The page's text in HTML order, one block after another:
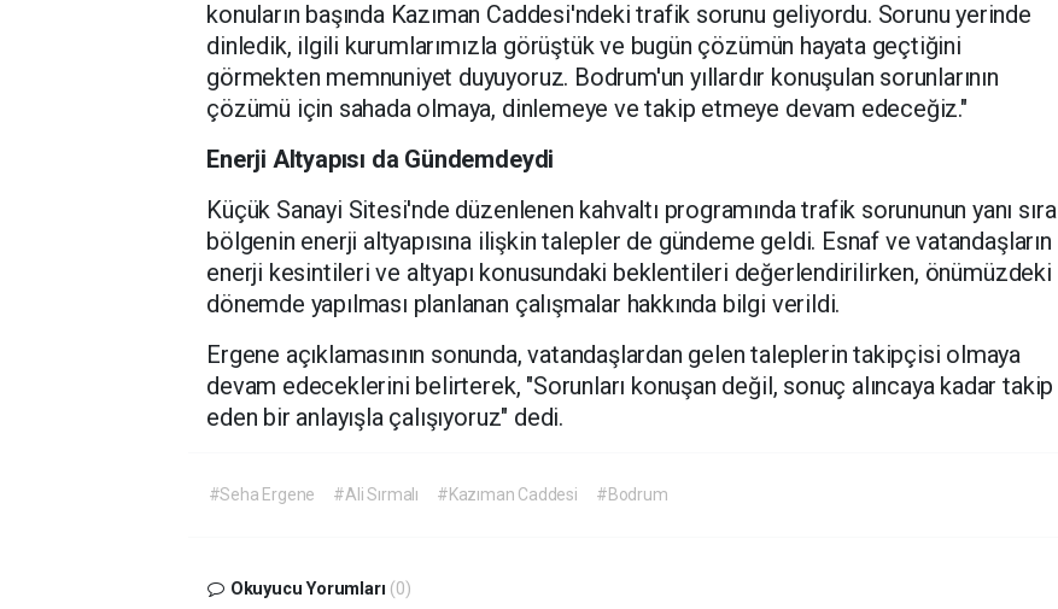
konuların başında Kazıman Caddesi'ndeki trafik sorunu geliyordu. Sorunu yerinde
dinledik, ilgili kurumlarımızla görüştük ve bugün çözümün hayata geçtiğini
görmekten memnuniyet duyuyoruz. Bodrum'un yıllardır konuşulan sorunlarının
çözümü için sahada olmaya, dinlemeye ve takip etmeye devam edeceğiz."
Enerji Altyapısı da Gündemdeydi
Küçük Sanayi Sitesi'nde düzenlenen kahvaltı programında trafik sorununun yanı sıra
bölgenin enerji altyapısına ilişkin talepler de gündeme geldi. Esnaf ve vatandaşların
enerji kesintileri ve altyapı konusundaki beklentileri değerlendirilirken, önümüzdeki
dönemde yapılması planlanan çalışmalar hakkında bilgi verildi.
Ergene açıklamasının sonunda, vatandaşlardan gelen taleplerin takipçisi olmaya
devam edeceklerini belirterek, "Sorunları konuşan değil, sonuç alıncaya kadar takip
eden bir anlayışla çalışıyoruz" dedi.
#Seha Ergene #Ali Sırmalı #Kazıman Caddesi #Bodrum
Okuyucu Yorumları (0)